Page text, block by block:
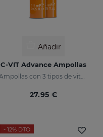
Añadir
C-VIT Advance Ampollas
27.95 €
- 12% DTO